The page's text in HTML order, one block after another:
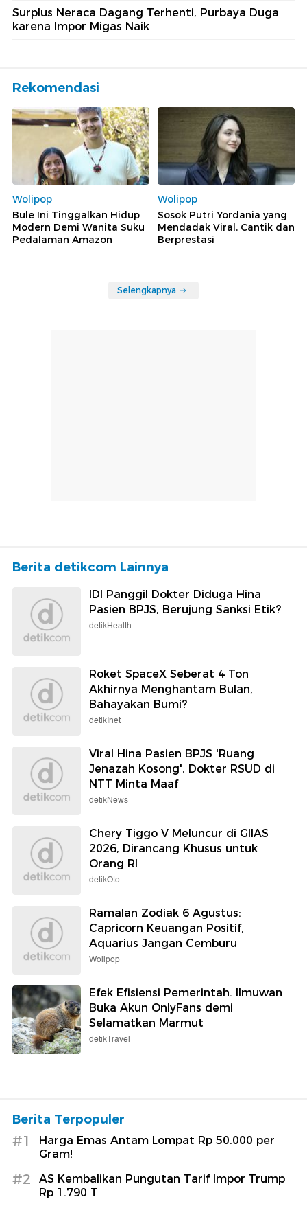
Surplus Neraca Dagang Terhenti, Purbaya Duga
karena Impor Migas Naik
Rekomendasi
Wolipop
Bule Ini Tinggalkan Hidup
Modern Demi Wanita Suku
Pedalaman Amazon
Wolipop
Sosok Putri Yordania yang
Mendadak Viral, Cantik dan
Berprestasi
Selengkapnya
Berita detikcom Lainnya
IDI Panggil Dokter Diduga Hina
Pasien BPJS, Berujung Sanksi Etik?
detikHealth
Roket SpaceX Seberat 4 Ton
Akhirnya Menghantam Bulan,
Bahayakan Bumi?
detikInet
Viral Hina Pasien BPJS 'Ruang
Jenazah Kosong', Dokter RSUD di
NTT Minta Maaf
detikNews
Chery Tiggo V Meluncur di GIIAS
2026, Dirancang Khusus untuk
Orang RI
detikOto
Ramalan Zodiak 6 Agustus:
Capricorn Keuangan Positif,
Aquarius Jangan Cemburu
Wolipop
Efek Efisiensi Pemerintah. Ilmuwan
Buka Akun OnlyFans demi
Selamatkan Marmut
detikTravel
Berita Terpopuler
#1
Harga Emas Antam Lompat Rp 50.000 per
Gram!
#2
AS Kembalikan Pungutan Tarif Impor Trump
Rp 1.790 T